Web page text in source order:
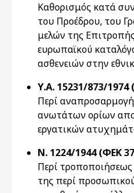
Καθορισμός κατά
του Προέδρου, του
μελών της
ευρωπαϊκού
ασθενειών στην
Υ.Α. 15231/873/1974
Περί
ανωτάτων ορίων
εργατικών
Ν. 1224/1944 (ΦΕΚ
Περί
της περί